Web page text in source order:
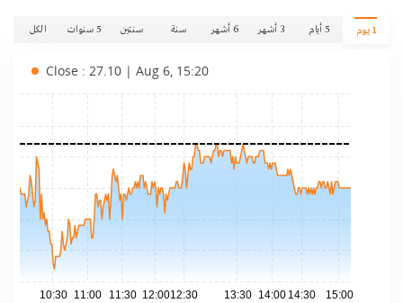
1 يوم 5 أيام 3 أشهر 6 أشهر سنة سنتين 5 سنوات الكل
10:30 11:00 11:30 12:0012:30 13:30 14:00 14:30 15:00
Close : 27.10 | Aug 6, 15:20